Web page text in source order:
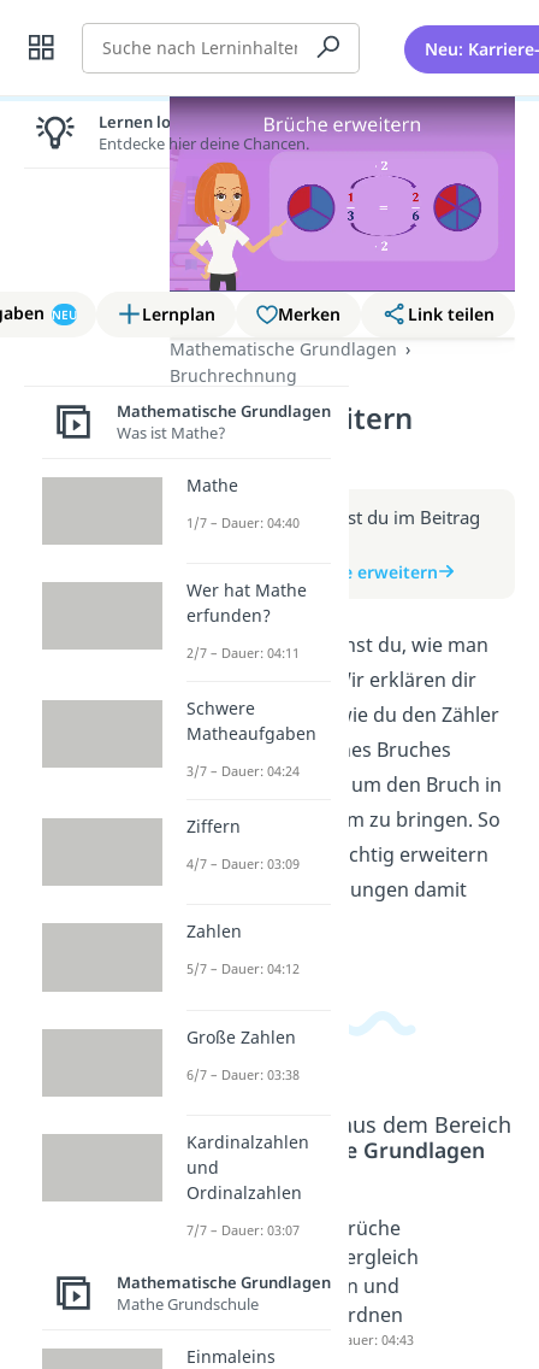
Suche Neu:
NEU Lernplan Merken
Link teilen
Mathematische Grundlagen
Bruchrechnung
Brüche erweitern
(Video)
Weitere Infos erhältst du im Beitrag
zum Beitrag: Brüche erweitern
In diesem Video lernst du, wie man
Brüche erweitert. Wir erklären dir
Schritt für Schritt, wie du den Zähler
und den Nenner eines Bruches
vergrößern kannst, um den Bruch in
eine bestimmte Form zu bringen. So
kannst du Brüche richtig erweitern
und einfache Rechnungen damit
lösen.
Beliebte Inhalte aus dem Bereich
Mathematische Grundlagen
Bruchrec
Aufgabe
n
Brüche
mig
machen
Brüche
vergleich
en und
ordnen
Dauer: 04:43
Lernen lohnt sich!
Entdecke hier deine Chancen.
Mathematische Grundlagen
Was ist Mathe?
Mathe
1/7 – Dauer: 04:40
Wer hat Mathe
erfunden?
2/7 – Dauer: 04:11
Schwere
Matheaufgaben
3/7 – Dauer: 04:24
Ziffern
4/7 – Dauer: 03:09
Zahlen
5/7 – Dauer: 04:12
Große Zahlen
6/7 – Dauer: 03:38
Kardinalzahlen
und
Ordinalzahlen
7/7 – Dauer: 03:07
Mathematische Grundlagen
Mathe Grundschule
Einmaleins